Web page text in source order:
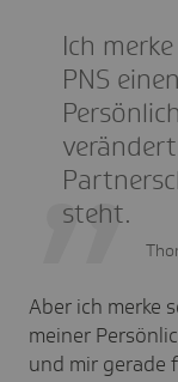
Ich
PNS
steht.
Aber ich merke
meiner
und mir gerade